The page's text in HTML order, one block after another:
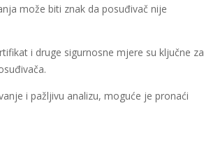
može biti znak da posuđivač nije
i druge sigurnosne mjere su ključne za
i pažljivu analizu, moguće je pronaći